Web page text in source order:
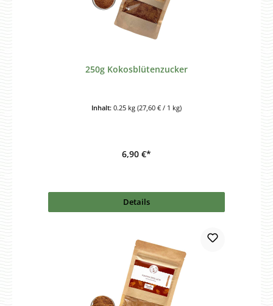
250g Kokosblütenzucker
Inhalt: 0.25 kg (27,60 € / 1 kg)
6,90 €*
Details